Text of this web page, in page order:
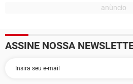
ASSINE NOSSA